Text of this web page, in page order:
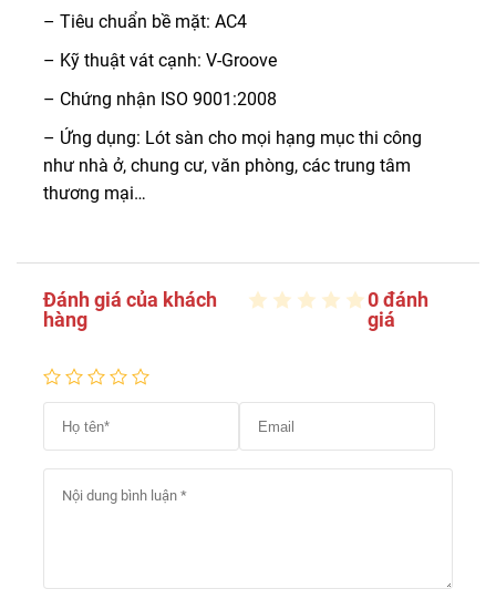
– Tiêu chuẩn bề mặt: AC4
– Kỹ thuật vát cạnh: V-Groove
– Chứng nhận ISO 9001:2008
– Ứng dụng: Lót sàn cho mọi hạng mục thi công
như nhà ở, chung cư, văn phòng, các trung tâm
thương mại…
Đánh giá của khách
hàng
0 đánh
giá